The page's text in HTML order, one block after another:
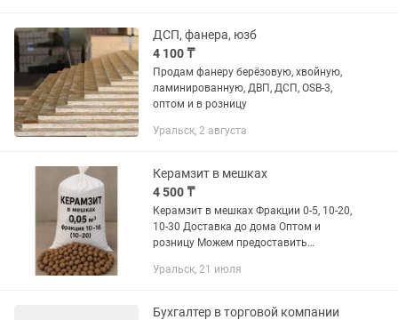
ДСП, фанера, юзб
4 100 ₸
Продам фанеру берёзовую, хвойную,
ламинированную, ДВП, ДСП, OSB-3,
оптом и в розницу
Уральск, 2 августа
Керамзит в мешках
4 500 ₸
Керамзит в мешках Фракции 0-5, 10-20,
10-30 Доставка до дома Оптом и
розницу Можем предоставить
физлицами с НДС
Уральск, 21 июля
Бухгалтер в торговой компании